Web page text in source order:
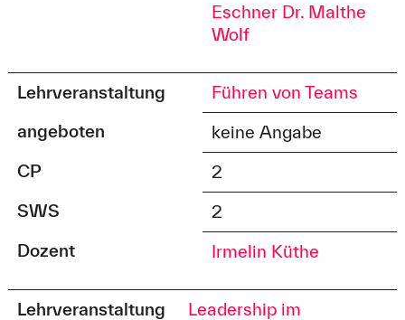
Eschner Dr. Malthe
Wolf
Lehrveranstaltung
Führen von Teams
angeboten
keine Angabe
CP
2
SWS
2
Dozent
Irmelin Küthe
Lehrveranstaltung
Leadership im